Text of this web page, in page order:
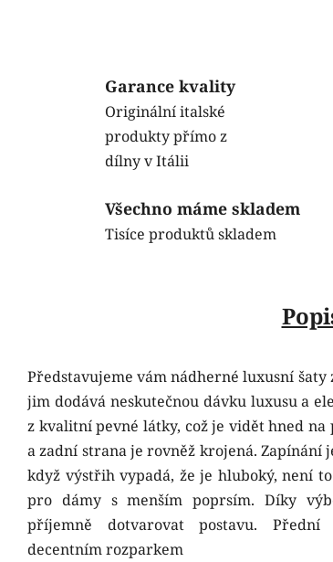
Garance kvality
Originální italské
produkty přímo z
dílny v Itálii
Všechno máme skladem
Tisíce produktů skladem
Představujeme vám nádherné luxusní
jim dodává neskutečnou dávku luxusu a
z kvalitní pevné látky, což je vidět hned
a zadní strana je rovněž krojená. Zapínání
když výstřih vypadá, že je hluboký, není
pro dámy s menším poprsím. Díky
příjemně dotvarovat postavu.
decentním rozparkem